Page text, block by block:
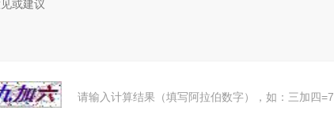
请输入计算结果（填写阿拉伯数字），如：三加四=7